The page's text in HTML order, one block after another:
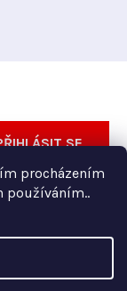
procházením
používáním..
informace
ochrany
SE
vyhrazena.